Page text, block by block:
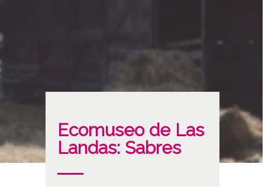
Ecomuseo de Las
Landas: Sabres